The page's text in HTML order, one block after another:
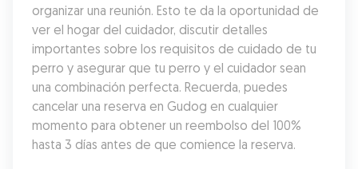
organizar una reunión. Esto te da la oportunidad de
ver el hogar del cuidador, discutir detalles
importantes sobre los requisitos de cuidado de tu
perro y asegurar que tu perro y el cuidador sean
una combinación perfecta. Recuerda, puedes
cancelar una reserva en Gudog en cualquier
momento para obtener un reembolso del 100%
hasta 3 días antes de que comience la reserva.